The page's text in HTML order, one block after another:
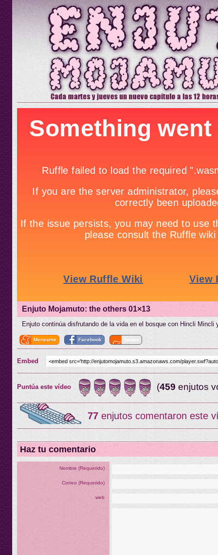
Enjuto Mojamuto: the others 01×13
Enjuto continúa disfrutando de la vida en el bosque con Hincli Mincli
Meneame Facebook Twitter
Embed
Puntúa este vídeo (459 enjutos
77 enjutos comentaron este
Haz tu comentario
Nombre (Requerido)
Correo (Requerido)
web